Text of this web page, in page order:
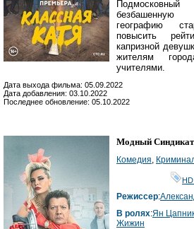
географию
повысить
капризной
жителям
учителями.
Дата выхода фильма: 05.09.2022
Дата добавления: 03.10.2022
Последнее обновление: 05.10.2022
Модный Синдикат
Комедия,
Режиссер:
В ролях:Ян
Жижин